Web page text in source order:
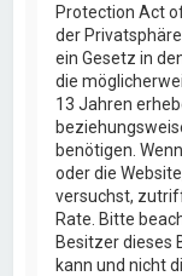
Protection Act
der
ein Gesetz in
die
13 Jahren
benötigen.
oder die
versuchst,
Rate. Bitte
Besitzer dieses
kann und nicht